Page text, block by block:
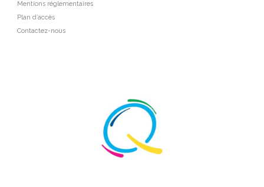
Mentions réglementaires
Plan d’accès
Contactez-nous